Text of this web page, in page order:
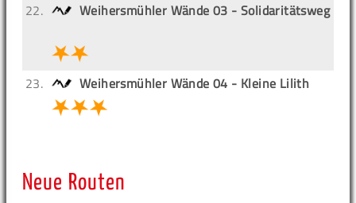
22. Weihersmühler Wände 03 - Solidaritätsweg
23. Weihersmühler Wände 04 - Kleine Lilith
Neue Routen